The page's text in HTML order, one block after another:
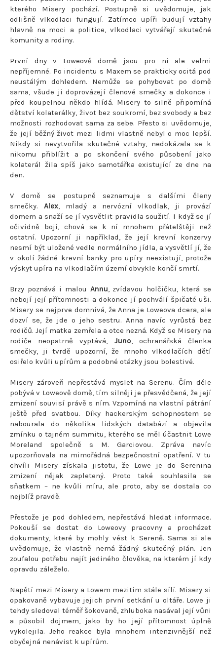
kterého Misery pochází. Postupně si uvědomuje, jak
odlišně vlkodlaci fungují. Zatímco upíři budují vztahy
hlavně na moci a politice, vlkodlaci vytvářejí skutečné
komunity a rodiny.
První dny v Loweově domě jsou pro ni ale velmi
nepříjemné. Po incidentu s Maxem se prakticky ocitá pod
neustálým dohledem. Nemůže se pohybovat po domě
sama, všude ji doprovázejí členové smečky a dokonce i
před koupelnou někdo hlídá. Misery to silně připomíná
dětství kolaterálky, život bez soukromí, bez svobody a bez
možnosti rozhodovat sama za sebe. Přesto si uvědomuje,
že její běžný život mezi lidmi vlastně nebyl o moc lepší.
Nikdy si nevytvořila skutečné vztahy, nedokázala se k
nikomu přiblížit a po skončení svého působení jako
kolaterál žila spíš jako samotářka existující ze dne na
den.
V domě se postupně seznamuje s dalšími členy
smečky. Alex, mladý a nervózní vlkodlak, ji provází
domem a snaží se jí vysvětlit pravidla soužití. I když se jí
očividně bojí, chová se k ní mnohem přátelštěji než
ostatní. Upozorní ji například, že její krevní konzervy
nesmí být uložené vedle normálního jídla, a vysvětlí jí, že
v okolí žádné krevní banky pro upíry neexistují, protože
výskyt upíra na vlkodlačím území obvykle končí smrtí.
Brzy poznává i malou Annu, zvídavou holčičku, která se
nebojí její přítomnosti a dokonce jí pochválí špičaté uši.
Misery se nejprve domnívá, že Anna je Loweova dcera, ale
dozví se, že jde o jeho sestru. Anna navíc vyrůstá bez
rodičů. Její matka zemřela a otce nezná. Když se Misery na
rodiče neopatrně vyptává, Juno, ochranářská členka
smečky, ji tvrdě upozorní, že mnoho vlkodlačích dětí
osiřelo kvůli upírům a podobné otázky jsou bolestivé.
Misery zároveň nepřestává myslet na Serenu. Čím déle
pobývá v Loweově domě, tím silněji je přesvědčená, že její
zmizení souvisí právě s ním. Vzpomíná na vlastní pátrání
ještě před svatbou. Díky hackerským schopnostem se
nabourala do několika lidských databází a objevila
zmínku o tajném summitu, kterého se měl účastnit Lowe
Moreland společně s M. Garciovou. Zpráva navíc
upozorňovala na mimořádná bezpečnostní opatření. V tu
chvíli Misery získala jistotu, že Lowe je do Serenina
zmizení nějak zapletený. Proto také souhlasila se
sňatkem – ne kvůli míru, ale proto, aby se dostala co
nejblíž pravdě.
Přestože je pod dohledem, nepřestává hledat informace.
Pokouší se dostat do Loweovy pracovny a procházet
dokumenty, které by mohly vést k Sereně. Sama si ale
uvědomuje, že vlastně nemá žádný skutečný plán. Jen
zoufalou potřebu najít jediného člověka, na kterém jí kdy
opravdu záleželo.
Napětí mezi Misery a Lowem mezitím stále sílí. Misery si
opakovaně vybavuje jejich první setkání u oltáře. Lowe ji
tehdy sledoval téměř šokovaně, zhluboka nasával její vůni
a působil dojmem, jako by ho její přítomnost úplně
vykolejila. Jeho reakce byla mnohem intenzivnější než
obyčejná nenávist k upírům.